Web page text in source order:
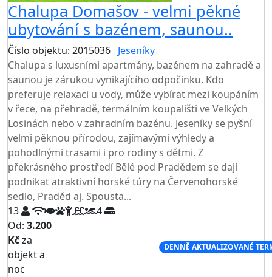
Chalupa Domašov - velmi pěkné
ubytování s bazénem, saunou..
Číslo objektu: 2015036 Jeseníky
Chalupa s luxusními apartmány, bazénem na zahradě a
saunou je zárukou vynikajícího odpočinku. Kdo
preferuje relaxaci u vody, může vybírat mezi koupáním
v řece, na přehradě, termálním koupališti ve Velkých
Losinách nebo v zahradním bazénu. Jeseníky se pyšní
velmi pěknou přírodou, zajímavými výhledy a
pohodlnými trasami i pro rodiny s dětmi. Z
překrásného prostředí Bělé pod Pradědem se dají
podnikat atraktivní horské túry na Červenohorské
sedlo, Praděd aj. Spousta...
13
4
Od: 3.200
Kčza
objekt a
noc
DENNĚ AKTUALIZOVANÉ